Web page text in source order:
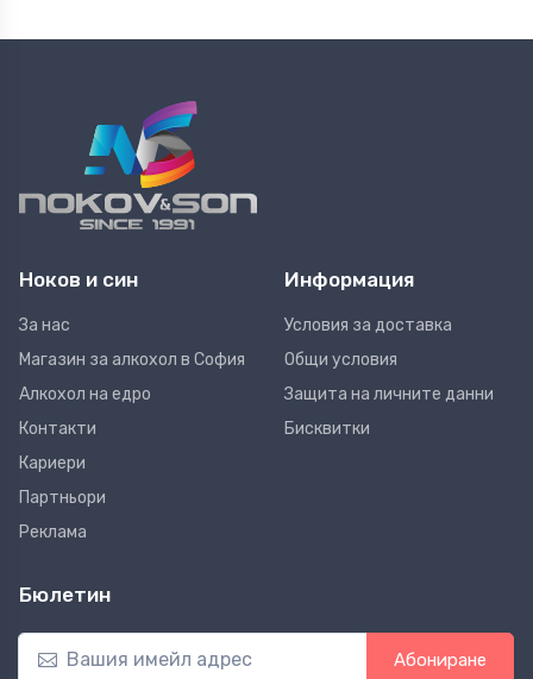
Ноков и син
За нас
Магазин за алкохол в София
Алкохол на едро
Контакти
Кариери
Партньори
Реклама
Информация
Условия за доставка
Общи условия
Защита на личните данни
Бисквитки
Бюлетин
Абониране